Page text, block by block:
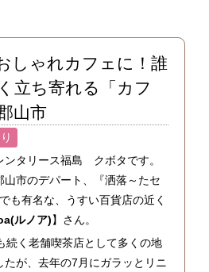
しゃれカフェに！誰
立ち寄れる「カフ
山市
ンタリース福島 クボタです。
市のデパート、『洒落～たセ
も有名な、うすい百貨店の近く
ルノア)】さん。
続く老舗喫茶店として多くの地
たが、去年の7月にガラッとリニ